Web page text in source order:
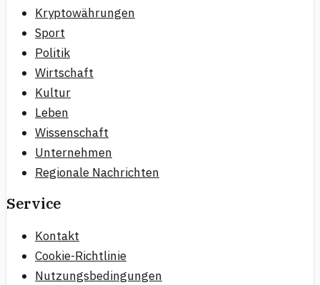
Kryptowährungen
Sport
Politik
Wirtschaft
Kultur
Leben
Wissenschaft
Unternehmen
Regionale Nachrichten
Service
Kontakt
Cookie-Richtlinie
Nutzungsbedingungen